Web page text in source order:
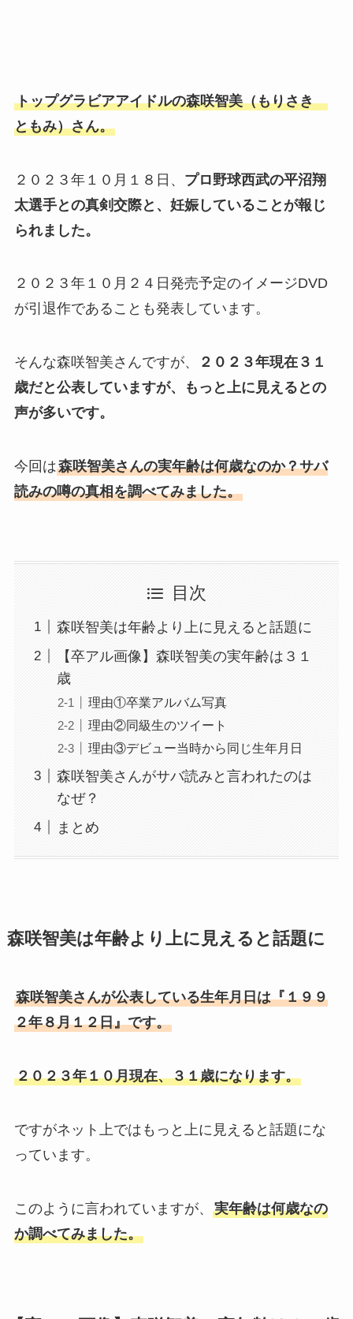
トップグラビアアイドルの森咲智美（もりさき
ともみ）さん。
２０２３年１０月１８日、 プロ野球西武の平沼翔
太選手との真剣交際と、妊娠していることが報じ
られました。
２０２３年１０月２４日発売予定のイメージDVD
が引退作であることも発表しています。
そんな森咲智美さんですが、
２０２３年現在３１
歳だと公表していますが、もっと上に見えるとの
声が多いです。
今回は森咲智美さんの実年齢は何歳なのか？サバ
読みの噂の真相を調べてみました。
目次
森咲智美は年齢より上に見えると話題に
【卒アル画像】森咲智美の実年齢は３１
歳
理由①卒業アルバム写真
理由②同級生のツイート
理由③デビュー当時から同じ生年月日
森咲智美さんがサバ読みと言われたのは
なぜ？
まとめ
森咲智美は年齢より上に見えると話題に
森咲智美さんが公表している生年月日は『１９９
２年８月１２日』です。
２０２３年１０月現在、３１歳になります。
ですがネット上ではもっと上に見えると話題にな
っています。
このように言われていますが、 実年齢は何歳なの
か調べてみました。